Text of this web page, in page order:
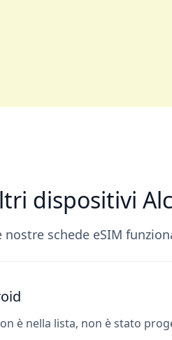
dispositivi
nostre schede eSIM
è nella lista, non è stato